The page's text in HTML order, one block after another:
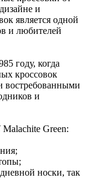
и
является одной
и любителей
году, когда
кроссовок
востребованными
и
Green:
носки, так